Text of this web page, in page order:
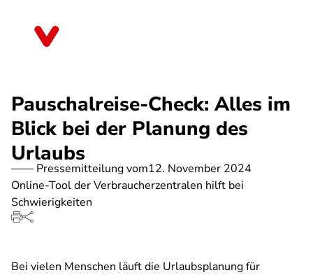
Pauschalreise-Check: Alles im
Blick bei der Planung des
Urlaubs
Pressemitteilung vom12. November 2024
Online-Tool der Verbraucherzentralen hilft bei
Schwierigkeiten
Bei vielen Menschen läuft die Urlaubsplanung für